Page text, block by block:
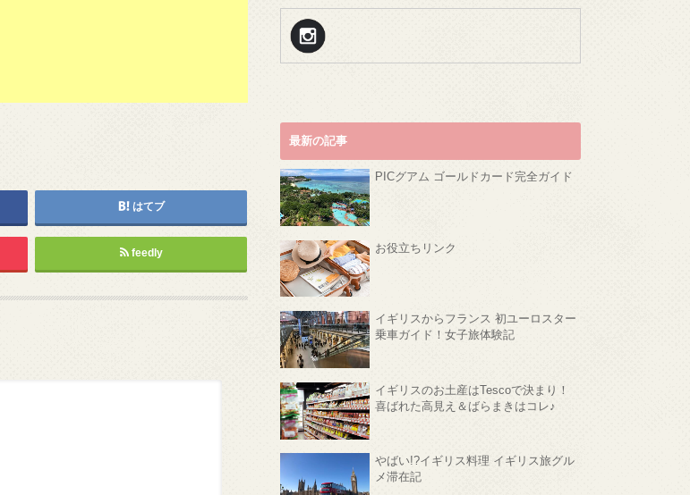
はてブ
feedly
最新の記事
PICグアム ゴールドカード完全ガイド
お役立ちリンク
イギリスからフランス 初ユーロスター
乗車ガイド！女子旅体験記
イギリスのお土産はTescoで決まり！
喜ばれた高見え＆ばらまきはコレ♪
やばい!?イギリス料理 イギリス旅グル
メ滞在記